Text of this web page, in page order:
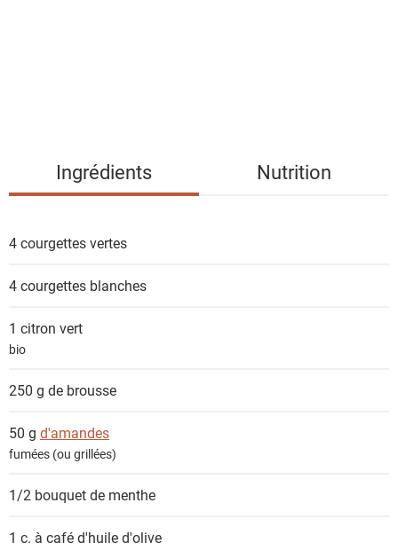
i
t
s
Ingrédients Nutrition
4courgettes vertes
4courgettes blanches
1 citron vert
bio
250 g de brousse
50 g d'amandes
fumées (ou grillées)
1/2 bouquet de menthe
1 c. à caféd'huile d'olive